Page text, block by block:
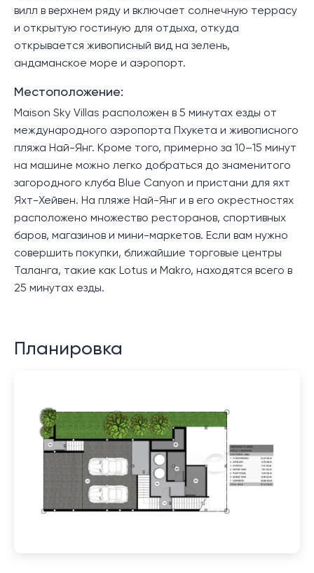
вилл в верхнем ряду и включает солнечную террасу
и открытую гостиную для отдыха, откуда
открывается живописный вид на зелень,
андаманское море и аэропорт.
Местоположение:
Maison Sky Villas расположен в 5 минутах езды от
международного аэропорта Пхукета и живописного
пляжа Най-Янг. Кроме того, примерно за 10–15 минут
на машине можно легко добраться до знаменитого
загородного клуба Blue Canyon и пристани для яхт
Яхт-Хейвен. На пляже Най-Янг и в его окрестностях
расположено множество ресторанов, спортивных
баров, магазинов и мини-маркетов. Если вам нужно
совершить покупки, ближайшие торговые центры
Таланга, такие как Lotus и Makro, находятся всего в
25 минутах езды.
Планировка